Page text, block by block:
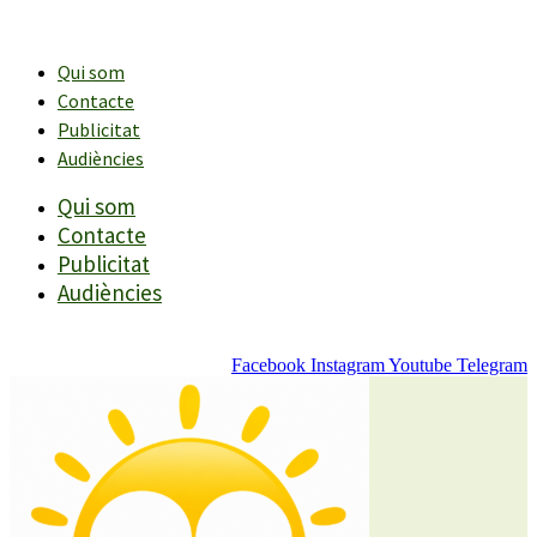
contingutQui som
Contacte
Publicitat
Audiències
Qui som
Contacte
Publicitat
Audiències
Facebook InstagramYoutube Telegram